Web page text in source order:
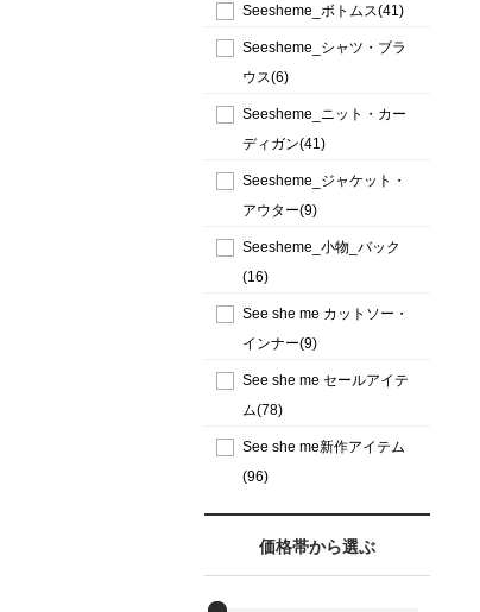
Seesheme_ボトムス(41)
Seesheme_シャツ・ブラ
ウス(6)
Seesheme_ニット・カー
ディガン(41)
Seesheme_ジャケット・
アウター(9)
Seesheme_小物_バック
(16)
See she me カットソー・
インナー(9)
See she me セールアイテ
ム(78)
See she me新作アイテム
(96)
価格帯から選ぶ